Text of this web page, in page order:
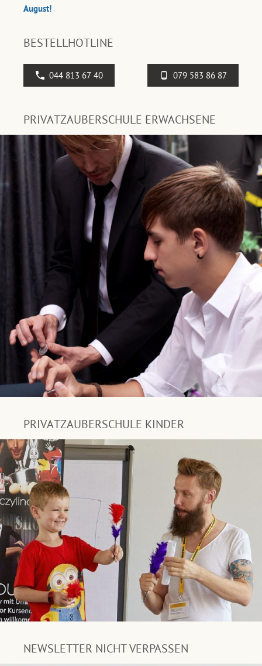
August!
BESTELLHOTLINE
044 813 67 40 079 583 86 87
PRIVATZAUBERSCHULE ERWACHSENE
PRIVATZAUBERSCHULE KINDER
NEWSLETTER NICHT VERPASSEN